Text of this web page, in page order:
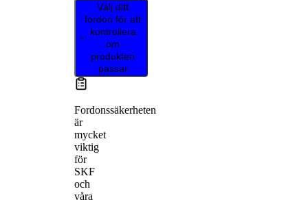
Välj ditt
fordon för att
kontrollera
om
produkten
passar
Fordonssäkerheten
är
mycket
viktig
för
SKF
och
våra